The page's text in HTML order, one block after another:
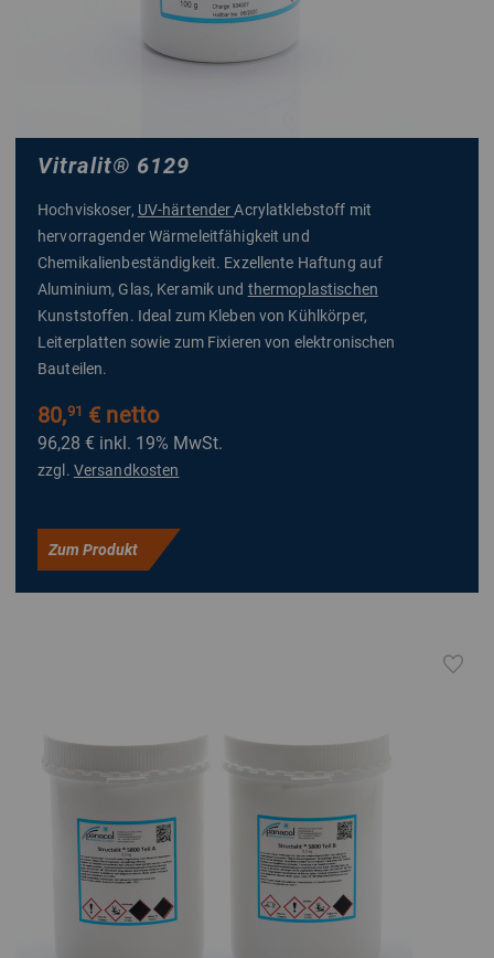
Vitralit® 6129
Hochviskoser, UV-härtenderAcrylatklebstoff mit
hervorragender Wärmeleitfähigkeit und
Chemikalienbeständigkeit. Exzellente Haftung auf
Aluminium, Glas, Keramik und thermoplastischen
Kunststoffen. Ideal zum Kleben von Kühlkörper,
Leiterplatten sowie zum Fixieren von elektronischen
Bauteilen.
80,91 € netto
96,28 € inkl. 19% MwSt.
zzgl. Versandkosten
Zum Produkt